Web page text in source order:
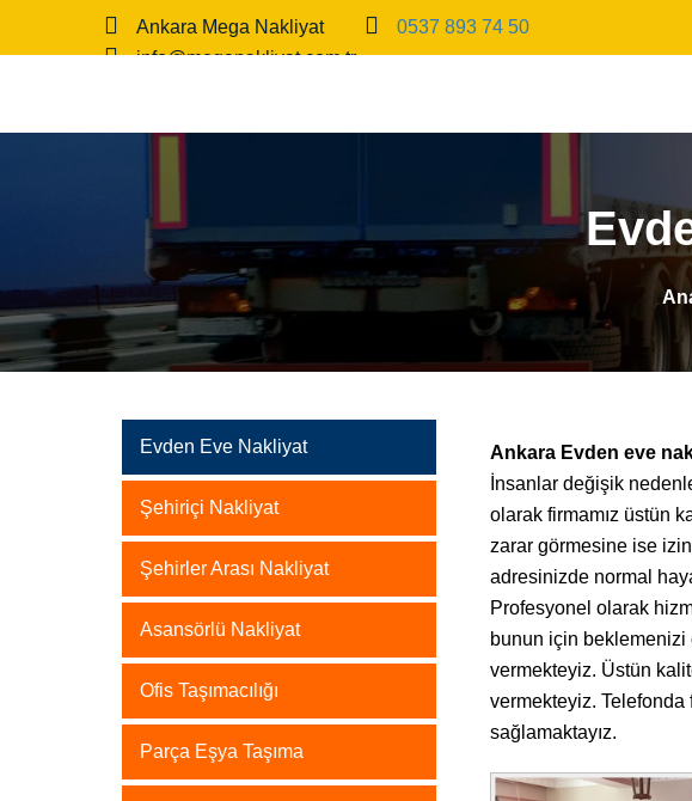
Ankara Mega Nakliyat
0537 893 74 50
info@meganakliyat.com.tr
Evden Eve Nakliyat
Şehiriçi Nakliyat
Şehirler Arası Nakliyat
Asansörlü Nakliyat
Ofis Taşımacılığı
Parça Eşya Taşıma
Ankara Evden eve
İnsanlar değişik
olarak firmamız üstün
zarar görmesine ise
adresinizde normal
Profesyonel olarak
bunun için beklemenizi
vermekteyiz. Üstün
vermekteyiz. Telefonda
sağlamaktayız.